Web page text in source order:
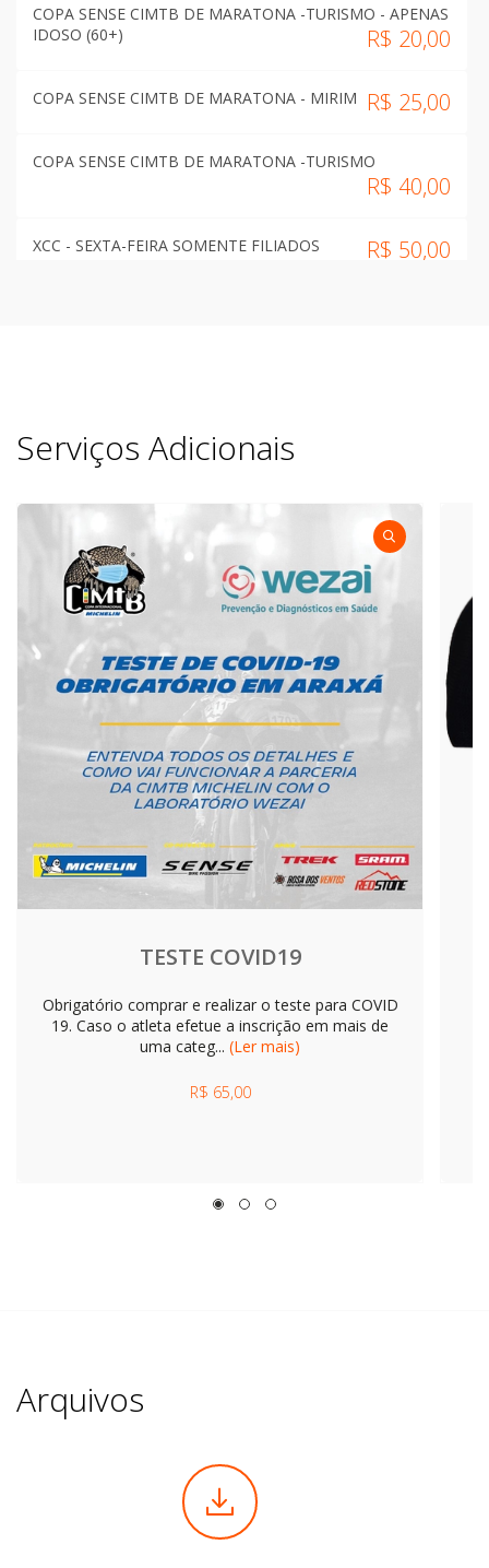
COPA SENSE CIMTB DE MARATONA -TURISMO - APENAS
IDOSO (60+)
R$ 20,00
COPA SENSE CIMTB DE MARATONA - MIRIM R$ 25,00
COPA SENSE CIMTB DE MARATONA -TURISMO
R$ 40,00
XCC - SEXTA-FEIRA SOMENTE FILIADOS R$ 50,00
R$85,00
COPA SENSE CIMTB DE MARATONA R$ 100,00
COPA SENSE CIMTB MARATONA - DUPLAS
COPA SENSE CIMTB DE MARATONA + CIMTB MICHELIN -
ULTRA - SOMENTE IDOSO (60+)
100,00
CIMTB MICHELIN (SOMENTE XCO) R$
COPA SENSE CIMTB DE MARATONA + CIMTB MICHELIN -
ULTRA
R$200,00
Serviços Adicionais
TESTE COVID19
Obrigatório comprar e realizar o teste para COVID
19. Caso o atleta efetue a inscrição em mais de
uma categ... (Ler mais)
R$ 65,00
Arquivos